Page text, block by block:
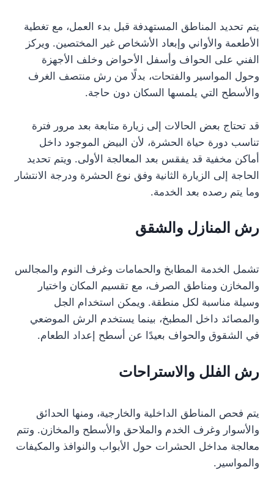
يتم تحديد المناطق المستهدفة قبل بدء العمل، مع تغطية
الأطعمة والأواني وإبعاد الأشخاص غير المختصين. ويركز
الفني على الحواف وأسفل الأحواض وخلف الأجهزة
وحول المواسير والفتحات، بدلًا من رش منتصف الغرف
والأسطح التي يلمسها السكان دون حاجة.
قد تحتاج بعض الحالات إلى زيارة متابعة بعد مرور فترة
تناسب دورة حياة الحشرة، لأن البيض الموجود داخل
أماكن مخفية قد يفقس بعد المعالجة الأولى. ويتم تحديد
الحاجة إلى الزيارة الثانية وفق نوع الحشرة ودرجة الانتشار
وما يتم رصده بعد الخدمة.
رش المنازل والشقق
تشمل الخدمة المطابخ والحمامات وغرف النوم والمجالس
والمخازن ومناطق الصرف، مع تقسيم المكان واختيار
وسيلة مناسبة لكل منطقة. ويمكن استخدام الجل
والمصائد داخل المطبخ، بينما يستخدم الرش الموضعي
في الشقوق والحواف بعيدًا عن أسطح إعداد الطعام.
رش الفلل والاستراحات
يتم فحص المناطق الداخلية والخارجية، ومنها الحدائق
والأسوار وغرف الخدم والملاحق والأسطح والمخازن. وتتم
معالجة مداخل الحشرات حول الأبواب والنوافذ والمكيفات
والمواسير.